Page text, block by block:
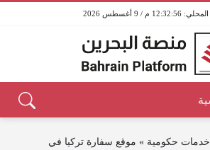
12:32:56 م / 9 أغسطس 2026
خدمات حكومية » موقع سفارة تركيا في